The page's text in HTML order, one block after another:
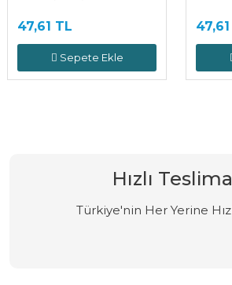
47,61 TL
Sepete Ekle
Hızlı
Türkiye'nin Her Yerine